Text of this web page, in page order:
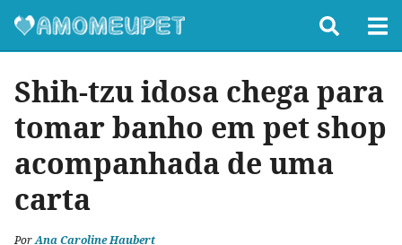
Shih-tzu idosa chega para
tomar banho em pet shop
acompanhada de uma
carta
PorAna Caroline Haubert